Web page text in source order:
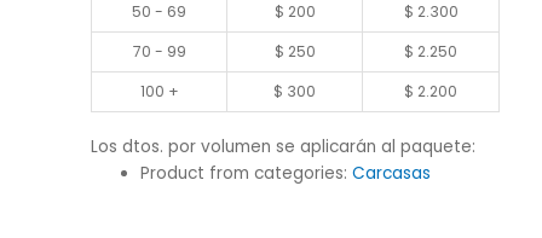
50 - 69
$ 200 $ 2.300
70 - 99
$ 250 $ 2.250
100 +
$ 300 $ 2.200
Los dtos. por volumen se aplicarán al paquete:
Product from categories:Carcasas